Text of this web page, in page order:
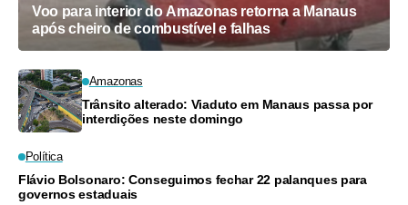
Voo para interior do Amazonas retorna a Manaus
após cheiro de combustível e falhas
Amazonas
Trânsito alterado: Viaduto em Manaus passa por
interdições neste domingo
Política
Flávio Bolsonaro: Conseguimos fechar 22 palanques para
governos estaduais